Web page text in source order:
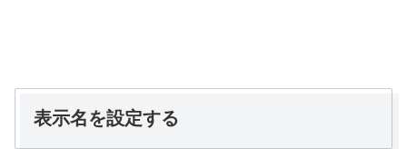
表示名を設定する